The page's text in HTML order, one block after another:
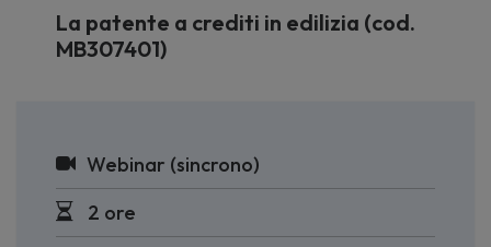
La patente a crediti in edilizia (cod.
MB307401)
Webinar (sincrono)
2 ore